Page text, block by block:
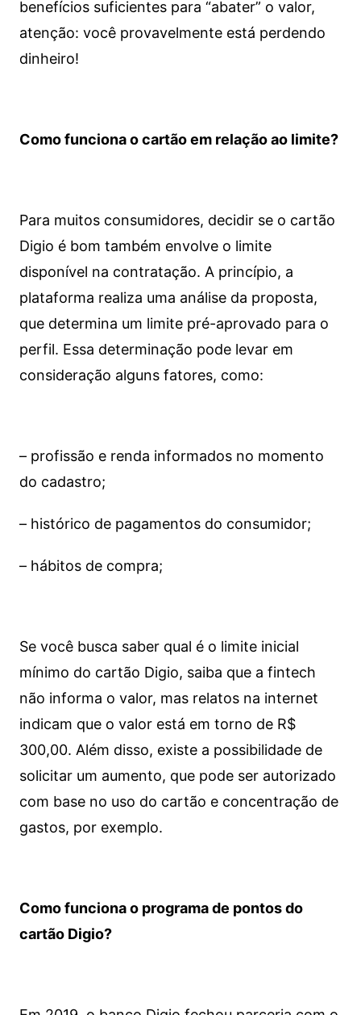
benefícios suficientes para “abater” o valor,
atenção: você provavelmente está perdendo
dinheiro!
Como funciona o cartão em relação ao limite?
Para muitos consumidores, decidir se o cartão
Digio é bom também envolve o limite
disponível na contratação. A princípio, a
plataforma realiza uma análise da proposta,
que determina um limite pré-aprovado para o
perfil. Essa determinação pode levar em
consideração alguns fatores, como:
– profissão e renda informados no momento
do cadastro;
– histórico de pagamentos do consumidor;
– hábitos de compra;
Se você busca saber qual é o limite inicial
mínimo do cartão Digio, saiba que a fintech
não informa o valor, mas relatos na internet
indicam que o valor está em torno de R$
300,00. Além disso, existe a possibilidade de
solicitar um aumento, que pode ser autorizado
com base no uso do cartão e concentração de
gastos, por exemplo.
Como funciona o programa de pontos do
cartão Digio?